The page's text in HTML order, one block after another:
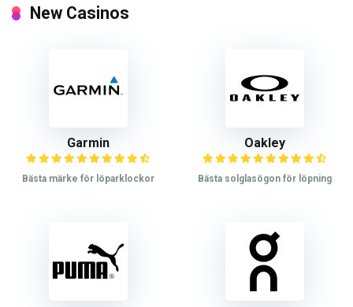
New Casinos
Garmin
Bästa märke för löparklockor
Oakley
Bästa solglasögon för löpning